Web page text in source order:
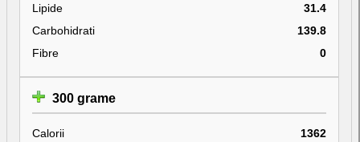
Lipide
31.4
Carbohidrati
139.8
Fibre
0
300 grame
Calorii
1362